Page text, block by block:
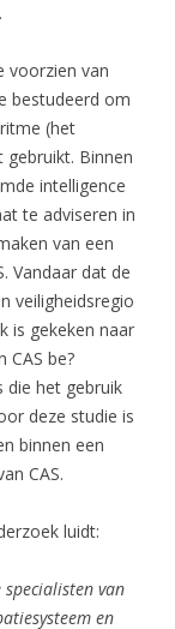
voorzien van
bestudeerd om
(het
gebruikt. Binnen
intelligence
te adviseren in
van een
Vandaar dat de
veiligheidsregio
is gekeken naar
CAS be?
die het gebruik
deze studie is
binnen een
CAS.
luidt:
van
en